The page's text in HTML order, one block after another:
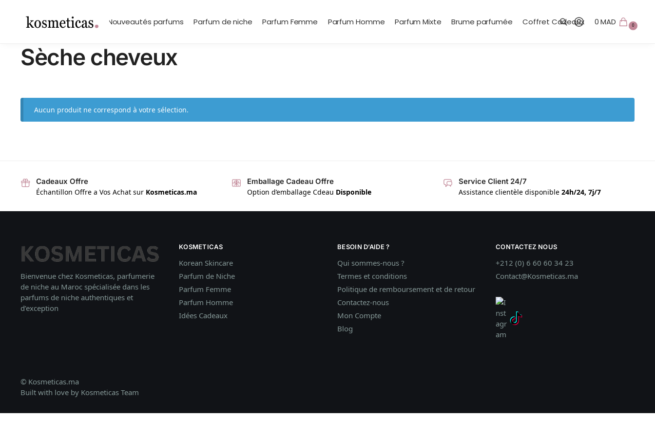
Marques Nouveautés parfums Parfum de niche Parfum Femme Parfum Homme Parfum Mixte Brume parfumée Coffret Cadeaux
Search
0MAD 0
Sèche cheveux
Aucun produit ne correspond à votre sélection.
Cadeaux Offre
Échantillon Offre a Vos Achat sur Kosmeticas.ma
Emballage Cadeau Offre
Option d’emballage Cdeau Disponible
Service Client 24/7
Assistance clientèle disponible 24h/24, 7j/7
Bienvenue chez Kosmeticas, parfumerie
de niche au Maroc spécialisée dans les
parfums de niche authentiques et
d’exception
KOSMETICAS
Korean Skincare
Parfum de Niche
Parfum Femme
Parfum Homme
Idées Cadeaux
BESOIN D’AIDE ?
Qui sommes-nous ?
Termes et conditions
Politique de remboursement et de retour
Contactez-nous
Mon Compte
Blog
CONTACTEZ NOUS
+212 (0) 6 60 60 34 23
Contact@Kosmeticas.ma
© Kosmeticas.ma
Built with love by Kosmeticas Team